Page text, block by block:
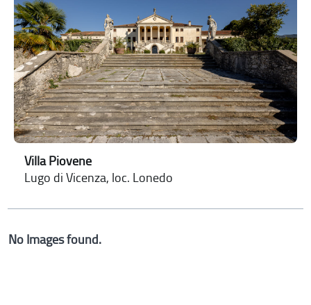
Villa Piovene
Lugo di Vicenza, loc. Lonedo
No Images found.